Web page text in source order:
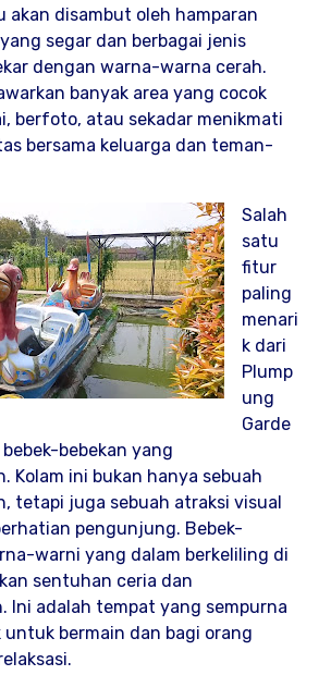
akan disambut oleh hamparan
segar dan berbagai jenis
dengan warna-warna cerah.
banyak area yang cocok
berfoto, atau sekadar menikmati
bersama keluarga dan teman-
Salah
satu
fitur
paling
menari
k dari
Plump
ung
Garde
bebekan yang
Kolam ini bukan hanya sebuah
tetapi juga sebuah atraksi visual
pengunjung. Bebek-
warni yang dalam berkeliling di
sentuhan ceria dan
Ini adalah tempat yang sempurna
untuk bermain dan bagi orang